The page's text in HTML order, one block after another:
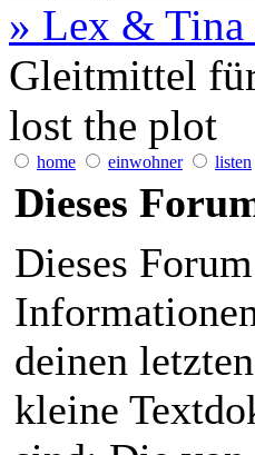
» Lex & Tina
Gleitmittel
lost the plot
home einwohner listen
Dieses
Dieses
deinen
kleine